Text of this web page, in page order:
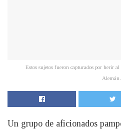
Estos sujetos fueron capturados por herir
Un grupo de aficionados